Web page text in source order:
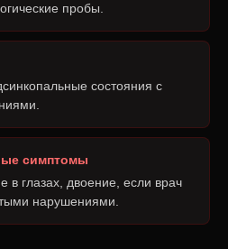
пробы.
состояния с
симптомы
в глазах, двоение, если врач
нарушениями.